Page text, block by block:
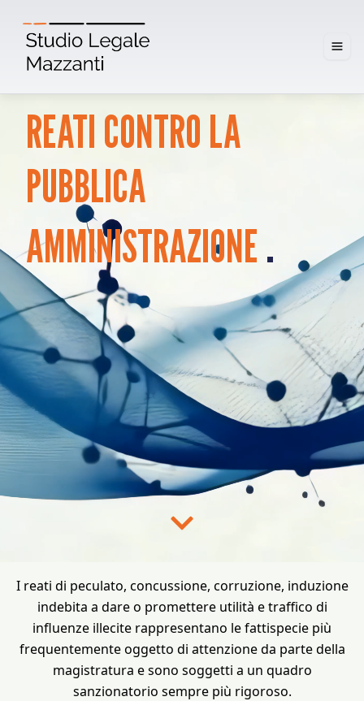
REATICONTROLA
PUBBLICA
AMMINISTRAZIONE.
I reati di peculato, concussione, corruzione, induzione
indebita a dare o promettere utilità e traffico di
influenze illecite rappresentano le fattispecie più
frequentemente oggetto di attenzione da parte della
magistratura e sono soggetti a un quadro
sanzionatorio sempre più rigoroso.